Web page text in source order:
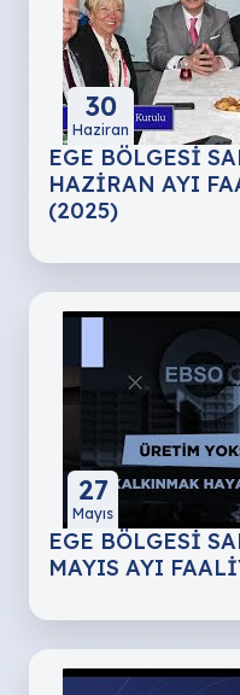
30
Haziran
EGE BÖLGESİ
HAZİRAN AYI
(2025)
27
Mayıs
EGE BÖLGESİ
MAYIS AYI